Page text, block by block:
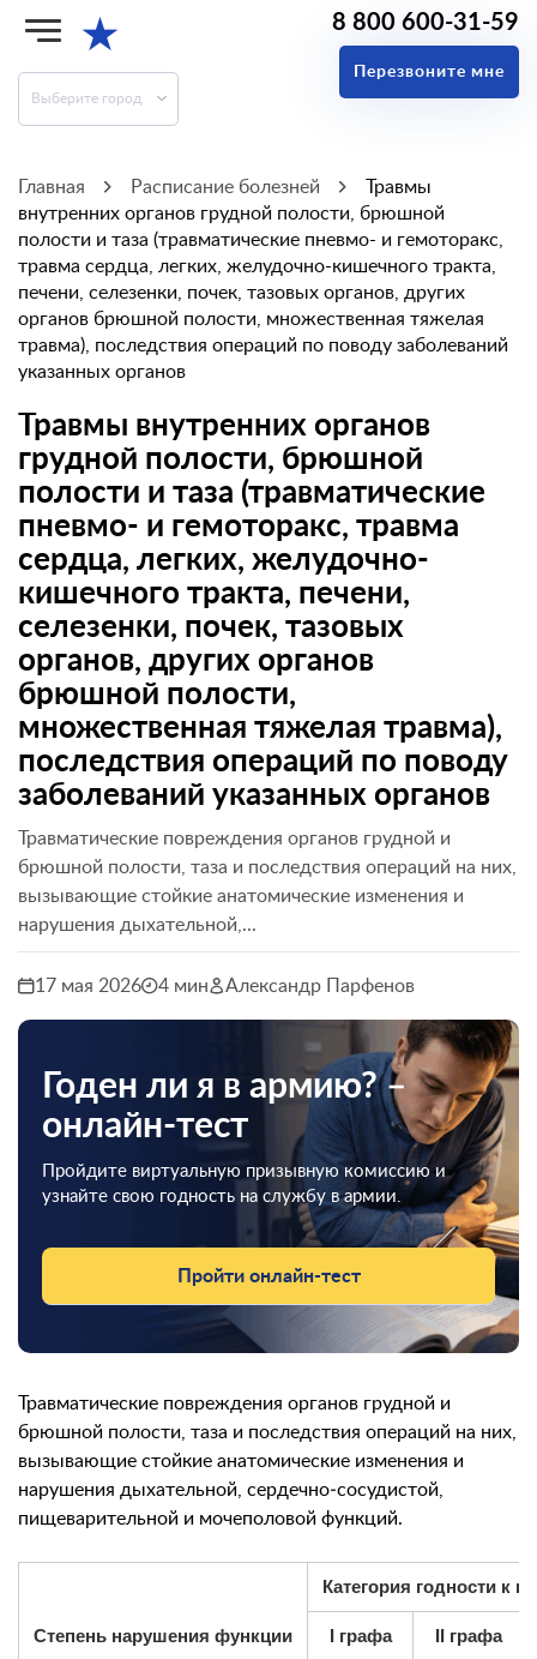
★
Выберите город
8 800 600-31-59
Перезвоните мне
Главная Расписание болезней
Травмы
внутренних органов грудной полости, брюшной
полости и таза (травматические пневмо- и гемоторакс,
травма сердца, легких, желудочно-кишечного тракта,
печени, селезенки, почек, тазовых органов, других
органов брюшной полости, множественная тяжелая
травма), последствия операций по поводу заболеваний
указанных органов
Травмы внутренних органов
грудной полости, брюшной
полости и таза (травматические
пневмо- и гемоторакс, травма
сердца, легких, желудочно-
кишечного тракта, печени,
селезенки, почек, тазовых
органов, других органов
брюшной полости,
множественная тяжелая травма),
последствия операций по поводу
заболеваний указанных органов
Травматические повреждения органов грудной и
брюшной полости, таза и последствия операций на них,
вызывающие стойкие анатомические изменения и
нарушения дыхательной,...
17 мая 2026 4 мин Александр Парфенов
Годен ли я в армию? –
онлайн-тест
Пройдите виртуальную призывную комиссию и
узнайте свою годность на службу в армии.
Пройти онлайн-тест
Травматические повреждения органов грудной и
брюшной полости, таза и последствия операций на них,
вызывающие стойкие анатомические изменения и
нарушения дыхательной, сердечно‑сосудистой,
пищеварительной и мочеполовой функций.
Степень нарушения функции
Категория годности к
I графа II графа